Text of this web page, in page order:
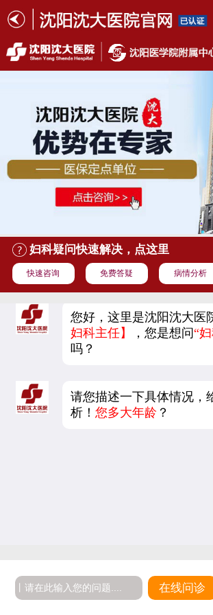
妇科疑问快速解决，点这里
快速咨询 免费答疑 病情分析
您好，这里是沈阳沈大医
妇科主任】
，您是想问“
吗？
请您描述一下具体情况，
析！您多大年龄 ？
在线问诊